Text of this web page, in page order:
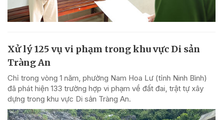
Xử lý 125 vụ vi phạm trong khu vực Di sản
Tràng An
Chỉ trong vòng 1 năm, phường Nam Hoa Lư (tỉnh Ninh Bình)
đã phát hiện 133 trường hợp vi phạm về đất đai, trật tự xây
dựng trong khu vực Di sản Tràng An.